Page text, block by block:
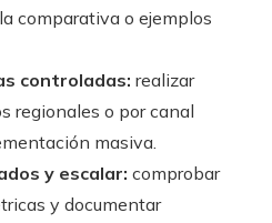
comparativa o ejemplos
controladas: realizar
regionales o por canal
masiva.
y escalar: comprobar
y documentar